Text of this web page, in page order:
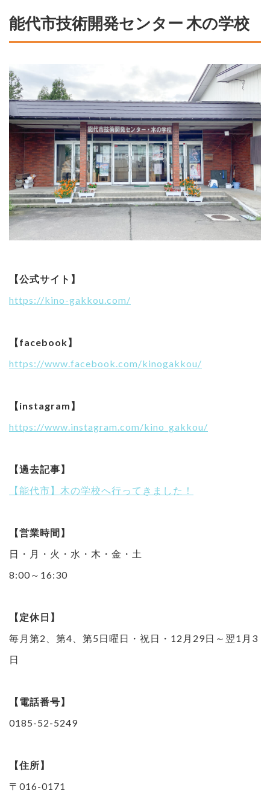
能代市技術開発センター 木の学校
【公式サイト】
https://kino-gakkou.com/
【facebook】
https://www.facebook.com/kinogakkou/
【instagram】
https://www.instagram.com/kino_gakkou/
【過去記事】
【能代市】木の学校へ行ってきました！
【営業時間】
日・月・火・水・木・金・土
8:00～16:30
【定休日】
毎月第2、第4、第5日曜日・祝日・12月29日～翌1月3
日
【電話番号】
0185-52-5249
【住所】
〒016-0171